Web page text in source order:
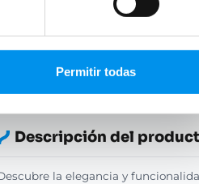
Permitir todas
Llámanos y te asesoramos
(34) 858 770 102
Descripción del
la elegancia y